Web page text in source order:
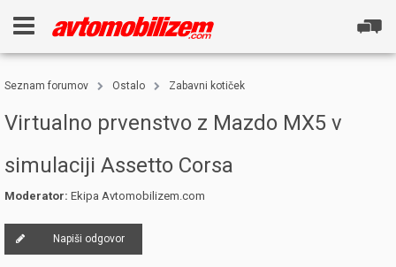
Seznam forumov Ostalo Zabavni kotiček
Virtualno prvenstvo z Mazdo MX5 v
simulaciji Assetto Corsa
Moderator: Ekipa Avtomobilizem.com
Napiši odgovor